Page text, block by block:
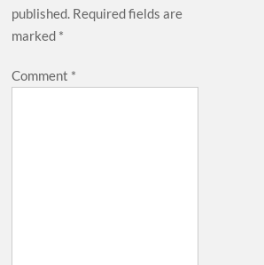
published. Required fields are
marked *
Comment *